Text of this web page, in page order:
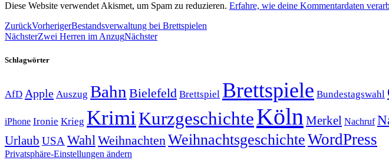
Diese Website verwendet Akismet, um Spam zu reduzieren. Erfahre, wie deine Kommentardaten
ZurückVorherigerBestandsverwaltung bei Brettspielen
NächsterZwei Herren im AnzugNächster
Schlagwörter
AfD Apple Auszug Bahn Bielefeld Brettspiel Brettspiele Bundestagswahl
iPhone Ironie Krieg Krimi KurzgeschichteKöln Merkel Nachruf
Urlaub USA Wahl Weihnachten WeihnachtsgeschichteWordPress
Privatsphäre-Einstellungen ändern